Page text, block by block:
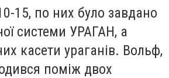
15, по них було завдано
системи УРАГАН, а
касети ураганів. Вольф,
поміж двох